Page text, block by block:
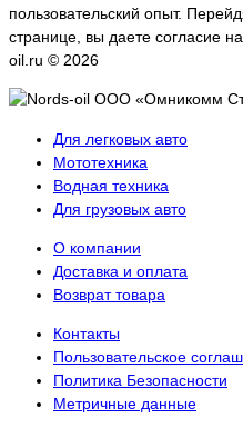
пользовательский опыт.
странице, вы даете согласие
oil.ru © 2026
Для легковых авто
Мототехника
Водная техника
Для грузовых авто
О компании
Доставка и оплата
Возврат товара
Контакты
Пользовательское
Политика Безопасности
Метричные данные